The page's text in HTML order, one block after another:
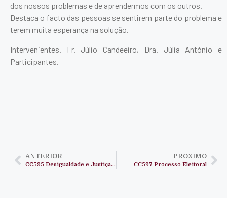
dos nossos problemas e de aprendermos com os outros.
Destaca o facto das pessoas se sentirem parte do problema e
terem muita esperança na solução.
Intervenientes. Fr. Júlio Candeeiro, Dra. Júlia António e
Participantes.
ANTERIOR
CC595 Desigualdade e Justiça Social
PROXIMO
CC597 Processo Eleitoral